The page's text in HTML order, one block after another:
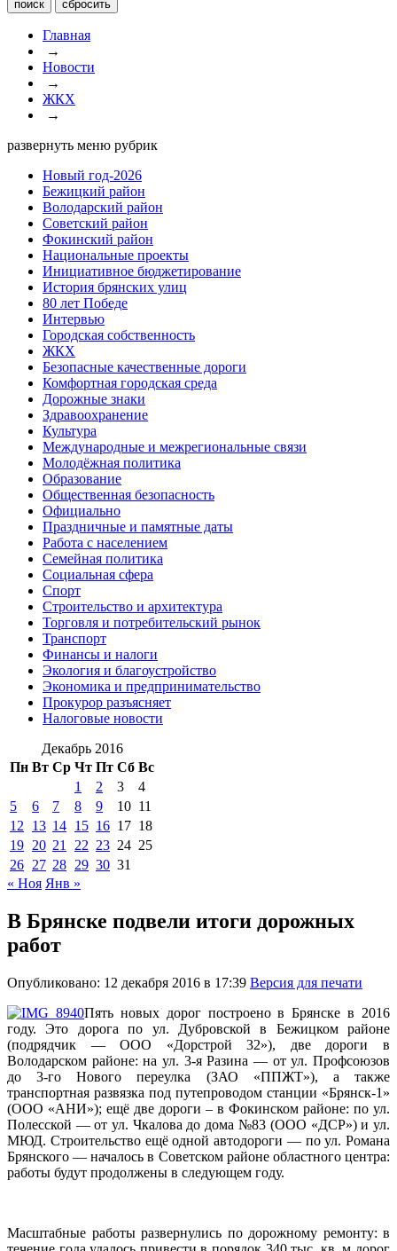
Главная
→
Новости
→
ЖКХ
→
развернуть меню рубрик
Новый год-2026
Бежицкий район
Володарский район
Советский район
Фокинский район
Национальные проекты
Инициативное бюджетирование
История брянских улиц
80 лет Победе
Интервью
Городская собственность
ЖКХ
Безопасные качественные дороги
Комфортная городская среда
Дорожные знаки
Здравоохранение
Культура
Международные и межрегиональные связи
Молодёжная политика
Образование
Общественная безопасность
Официально
Праздничные и памятные даты
Работа с населением
Семейная политика
Социальная сфера
Спорт
Строительство и архитектура
Торговля и потребительский рынок
Транспорт
Финансы и налоги
Экология и благоустройство
Экономика и предпринимательство
Прокурор разъясняет
Налоговые новости
Декабрь 2016
Пн Вт Ср Чт Пт Сб Вс
1
2 3
4
5
6 7 8 9 10 11
12
13 14 15 16 17 18
19 20 21 22 23 24 25
26 27 28 29 30 31
« Ноя Янв »
В Брянске подвели итоги дорожных
работ
Опубликовано: 12 декабря 2016 в 17:39 Версия для печати
Пять новых дорог построено в Брянске в 2016
году. Это дорога по ул. Дубровской в Бежицком районе
(подрядчик — ООО «Дорстрой 32»), две дороги в
Володарском районе: на ул. 3-я Разина — от ул. Профсоюзов
до 3-го Нового переулка (ЗАО «ППЖТ»), а также
транспортная развязка под путепроводом станции «Брянск-1»
(ООО «АНИ»); ещё две дороги – в Фокинском районе: по ул.
Полесской — от ул. Чкалова до дома №83 (ООО «ДСР») и ул.
МЮД. Строительство ещё одной автодороги — по ул. Романа
Брянского — началось в Советском районе областного центра:
работы будут продолжены в следующем году.
Масштабные работы развернулись по дорожному ремонту: в